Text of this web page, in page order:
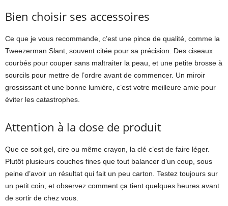
Bien choisir ses accessoires
Ce que je vous recommande, c’est une pince de qualité, comme la
Tweezerman Slant, souvent citée pour sa précision. Des ciseaux
courbés pour couper sans maltraiter la peau, et une petite brosse à
sourcils pour mettre de l’ordre avant de commencer. Un miroir
grossissant et une bonne lumière, c’est votre meilleure amie pour
éviter les catastrophes.
Attention à la dose de produit
Que ce soit gel, cire ou même crayon, la clé c’est de faire léger.
Plutôt plusieurs couches fines que tout balancer d’un coup, sous
peine d’avoir un résultat qui fait un peu carton. Testez toujours sur
un petit coin, et observez comment ça tient quelques heures avant
de sortir de chez vous.